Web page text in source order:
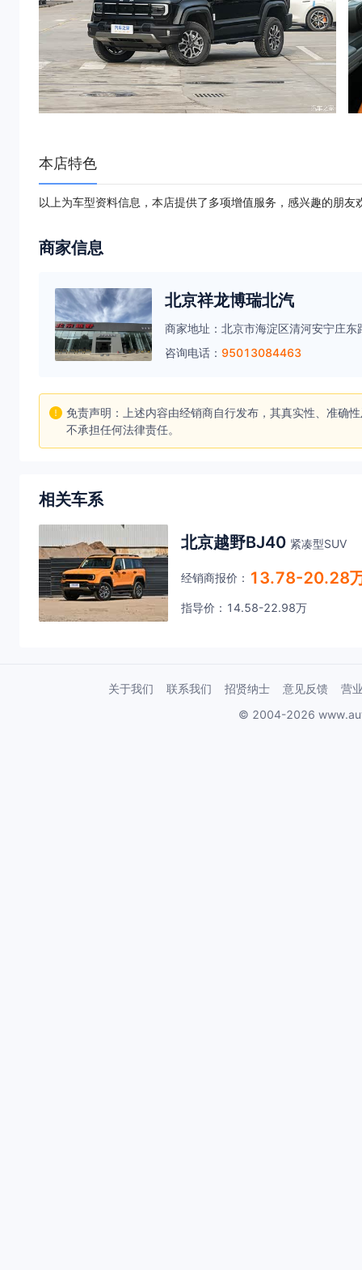
本店特色
以上为车型资料信息，本店提供了多项增值服务，感兴趣的朋友
商家信息
北京祥龙博瑞北汽
商家地址： 北京市海淀区清河安宁庄
咨询电话： 95013084463
免责声明：上述内容由经销商自行发布，其真实性、准确
不承担任何法律责任。
相关车系
北京越野BJ40 紧凑型SUV
经销商报价： 13.78-20.28
指导价：14.58-22.98万
关于我们 联系我们 招贤纳士 意见反馈
营
© 2004-2026